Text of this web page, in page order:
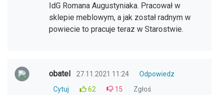
IdG Romana Augustyniaka. Pracował w
sklepie meblowym, a jak został radnym w
powiecie to pracuje teraz w Starostwie.
obatel 27.11.2021 11:24
Odpowiedz
Cytuj
62 15 Zgłoś